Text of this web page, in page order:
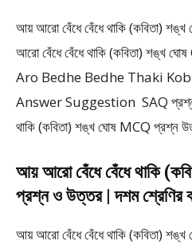
আয় আরো বেঁধে বেঁধে থাকি (কবিতা)
আরো বেঁধে বেঁধে থাকি (কবিতা) শঙ্খ
Aro Bedhe Bedhe Thaki
Answer Suggestion SAQ প্রশ্ন
থাকি (কবিতা) শঙ্খ ঘোষ MCQ প্রশ্ন
আয় আরো বেঁধে বেঁধে থাকি
প্রশ্ন ও উত্তর | দশম শ্রেণির
আয় আরো বেঁধে বেঁধে থাকি (কবিতা)